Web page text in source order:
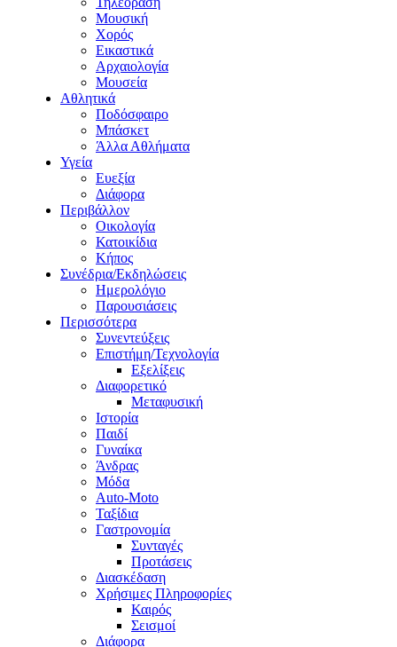
Μουσική
Χορός
Εικαστικά
Αρχαιολογία
Μουσεία
Αθλητικά
Ποδόσφαιρο
Μπάσκετ
Άλλα Αθλήματα
Υγεία
Ευεξία
Διάφορα
Περιβάλλον
Οικολογία
Κατοικίδια
Κήπος
Συνέδρια/Εκδηλώσεις
Ημερολόγιο
Παρουσιάσεις
Περισσότερα
Συνεντεύξεις
Επιστήμη/Τεχνολογία
Εξελίξεις
Διαφορετικό
Μεταφυσική
Ιστορία
Παιδί
Γυναίκα
Άνδρας
Μόδα
Auto-Moto
Ταξίδια
Γαστρονομία
Συνταγές
Προτάσεις
Διασκέδαση
Χρήσιμες Πληροφορίες
Καιρός
Σεισμοί
Διάφορα